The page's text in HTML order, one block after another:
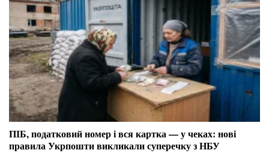
ПІБ, податковий номер і вся картка — у чеках: нові
правила Укрпошти викликали суперечку з НБУ